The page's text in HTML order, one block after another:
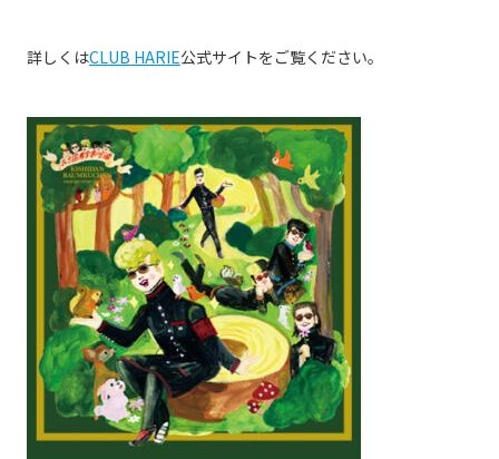
詳しくはCLUB HARIE公式サイトをご覧ください。